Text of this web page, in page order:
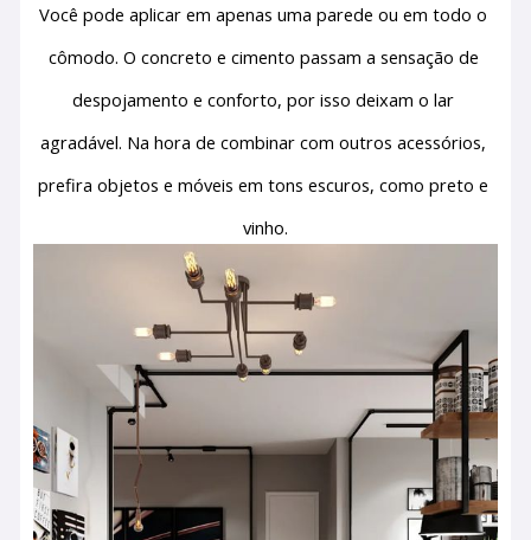
Você pode aplicar em apenas uma parede ou em todo o
cômodo. O concreto e cimento passam a sensação de
despojamento e conforto, por isso deixam o lar
agradável. Na hora de combinar com outros acessórios,
prefira objetos e móveis em tons escuros, como preto e
vinho.